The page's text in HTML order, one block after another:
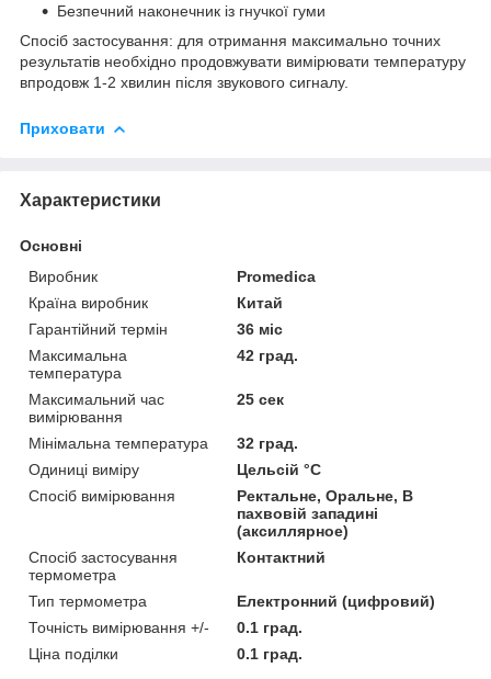
Безпечний наконечник із гнучкої гуми
Спосіб застосування: для отримання максимально точних
результатів необхідно продовжувати вимірювати температуру
впродовж 1-2 хвилин після звукового сигналу.
Приховати
Характеристики
Основні
Виробник
Promedica
Країна виробник
Китай
Гарантійний термін
36 міс
Максимальна
температура
42 град.
Максимальний час
вимірювання
25 сек
Мінімальна температура
32 град.
Одиниці виміру
Цельсій °C
Спосіб вимірювання
Ректальне, Оральне, В
пахвовій западині
(аксиллярное)
Спосіб застосування
термометра
Контактний
Тип термометра
Електронний (цифровий)
Точність вимірювання +/-
0.1 град.
Ціна поділки
0.1 град.